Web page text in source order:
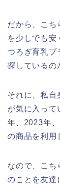
だから、こち
を少しでも安
つろぎ育乳ブ
探しているの
それに、私自
が気に入っ
年、2023年
の商品を利用
なので、こち
のことを友達